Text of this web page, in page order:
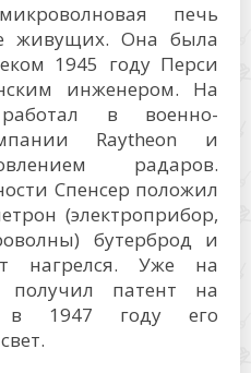
печь
живущих. Она была
1945 году Перси
инженером. На
в военно-
Raytheon и
радаров.
Спенсер положил
(электроприбор,
бутерброд и
нагрелся. Уже на
патент на
в 1947 году его